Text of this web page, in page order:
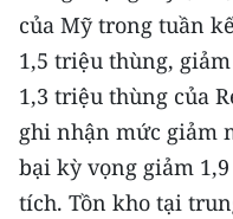
ĐỌC BÁO IN
ENGLISH
中文
của Mỹ trong tuần
1,5 triệu thùng,
1,3 triệu thùng của
ghi nhận mức giảm
bại kỳ vọng giảm
tích. Tồn kho tại